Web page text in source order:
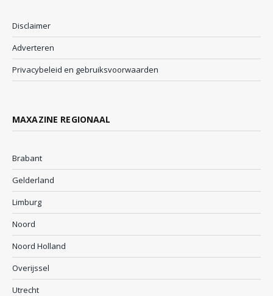
Disclaimer
Adverteren
Privacybeleid en gebruiksvoorwaarden
MAXAZINE REGIONAAL
Brabant
Gelderland
Limburg
Noord
Noord Holland
Overijssel
Utrecht